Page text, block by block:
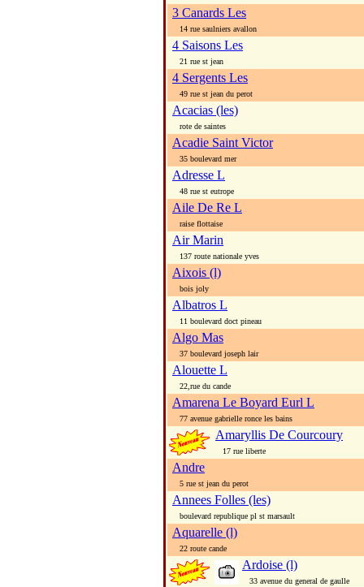
3 Canards Les
14 rue saulniers avallon
4 Saisons Les
21 rue st jean
4 Sergents Les
49 rue st jean du perot
Acacias (les)
rote de saintes
Acadie Saint Victor
35 boulevard mer
Adresse L
48 rue st eutrope
Aile De Re L
raise flottaise
Air Marin
137 route nationale yves
Aixois (l)
bois joly
Albatros L
11 boulevard doct pineau
Algo Mas
37 boulevard joseph lair
Alouette L
22,rue du cande
Amarena Le Boyard Eurl L
77 avenue gabrielle ronce les bains
Amaryllis De Courcoury
17 rue liberte
Andre
5 rue st jean du perot
Annees Folles (les)
boulevard republique pl st marsault
Aquarelle (l)
22 route cande
Ardoise (l)
33 avenue du general de gaulle